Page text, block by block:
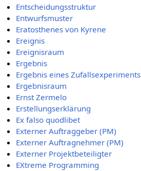
Entscheidungsstruktur
Entwurfsmuster
Eratosthenes von Kyrene
Ereignis
Ereignisraum
Ergebnis
Ergebnis eines Zufallsexperiments
Ergebnisraum
Ernst Zermelo
Erstellungserklärung
Ex falso quodlibet
Externer Auftraggeber (PM)
Externer Auftragnehmer (PM)
Externer Projektbeteiligter
EXtreme Programming